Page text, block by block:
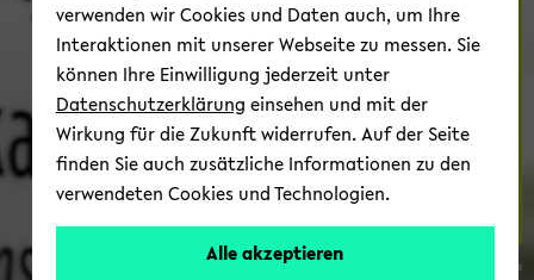
For­schung
© Fa­kul­tät für So­zio­lo­gie
verwenden wir Cookies und Daten auch, um Ihre
Interaktionen mit unserer Webseite zu messen. Sie
können Ihre Einwilligung jederzeit unter
Datenschutzerklärung einsehen und mit der
Wirkung für die Zukunft widerrufen. Auf der Seite
finden Sie auch zusätzliche Informationen zu den
verwendeten Cookies und Technologien.
Alle akzeptieren